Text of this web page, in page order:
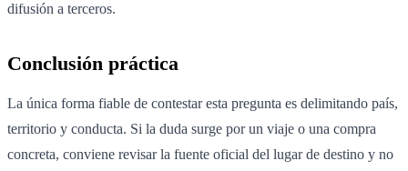
difusión a terceros.
Conclusión práctica
La única forma fiable de contestar esta pregunta es delimitando país,
territorio y conducta. Si la duda surge por un viaje o una compra
concreta, conviene revisar la fuente oficial del lugar de destino y no